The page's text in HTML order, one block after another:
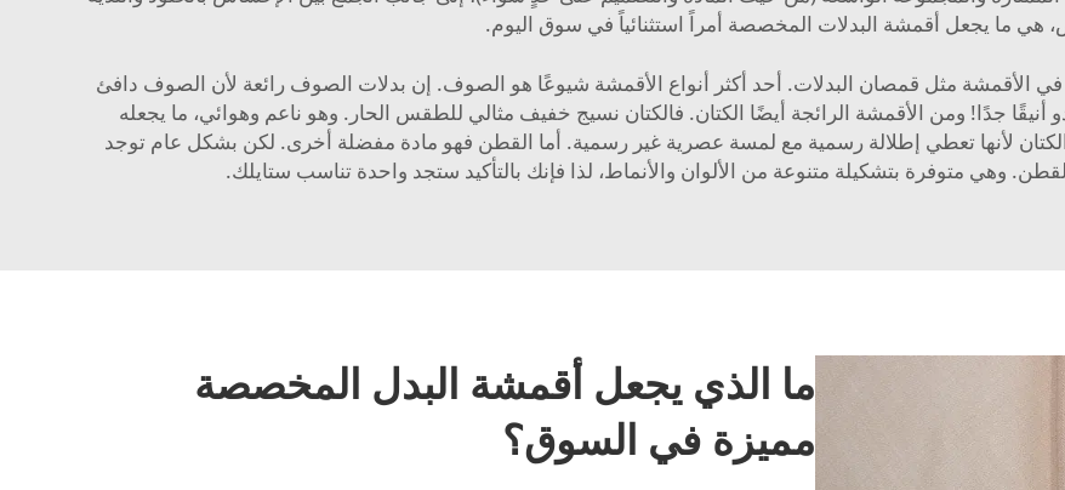
هي ما يجعل أقمشة البدلات المخصصة أمراً استثنائياً في سوق اليوم.
والراحة في الأقمشة مثل قمصان البدلات. أحد أكثر أنواع الأقمشة شيوعًا هو الصوف. إن بدلات الصوف رائعة لأن الصوف دافئ
جدًا! ومن الأقمشة الرائجة أيضًا الكتان. فالكتان نسيج خفيف مثالي للطقس الحار. وهو ناعم وهوائي، ما يجعله
لأنها تعطي إطلالة رسمية مع لمسة عصرية غير رسمية. أما القطن فهو مادة مفضلة أخرى. لكن بشكل عام توجد
وهي متوفرة بتشكيلة متنوعة من الألوان والأنماط، لذا فإنك بالتأكيد ستجد واحدة تناسب ستايلك.
ما الذي يجعل أقمشة البدل المخصصة
مميزة في السوق؟